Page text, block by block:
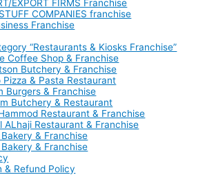
EXPORT FIRMS Franchise
COMPANIES franchise
Franchise
“Restaurants & Kiosks Franchise”
Coffee Shop & Franchise
Butchery & Franchise
Pizza & Pasta Restaurant
Burgers & Franchise
Butchery & Restaurant
Restaurant & Franchise
ALhaji Restaurant & Franchise
& Franchise
& Franchise
& Refund Policy